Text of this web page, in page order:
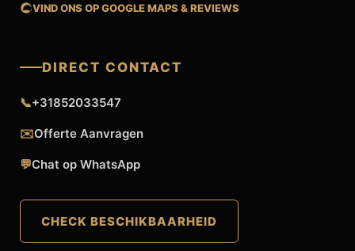
VIND ONS OP GOOGLE MAPS & REVIEWS
DIRECT CONTACT
📞+31852033547
✉️Offerte Aanvragen
💬Chat op WhatsApp
CHECK BESCHIKBAARHEID